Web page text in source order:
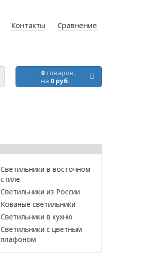
Контакты Сравнение
0товаров,
на 0 руб.
Светильники в восточном
стиле
Светильники из России
Кованые светильники
Светильники в кухню
Светильники с цветным
плафоном